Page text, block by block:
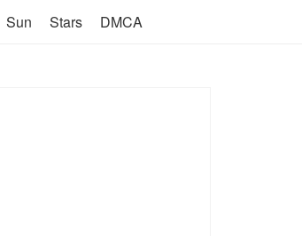
Sun Stars DMCA